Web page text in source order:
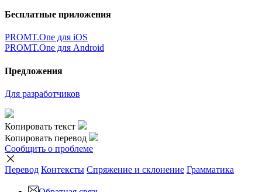
Бесплатные приложения
PROMT.One для iOS
PROMT.One для Android
Предложения
Для разработчиков
Копировать текст
Копировать перевод
Сообщить о проблеме
Перевод Контексты Спряжение и склонение Грамматика